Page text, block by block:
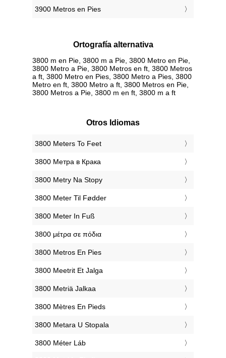
3900 Metros en Pies
Ortografía alternativa
3800 m en Pie, 3800 m a Pie, 3800 Metro en Pie,
3800 Metro a Pie, 3800 Metros en ft, 3800 Metros
a ft, 3800 Metro en Pies, 3800 Metro a Pies, 3800
Metro en ft, 3800 Metro a ft, 3800 Metros en Pie,
3800 Metros a Pie, 3800 m en ft, 3800 m a ft
Otros Idiomas
‎3800 Meters To Feet
‎3800 Метра в Крака
‎3800 Metry Na Stopy
‎3800 Meter Til Fødder
‎3800 Meter In Fuß
‎3800 μέτρα σε πόδια
‎3800 Metros En Pies
‎3800 Meetrit Et Jalga
‎3800 Metriä Jalkaa
‎3800 Mètres En Pieds
‎3800 Metara U Stopala
‎3800 Méter Láb